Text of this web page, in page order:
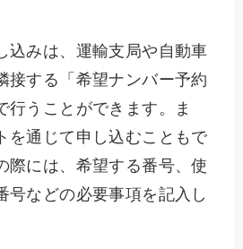
込みは、運輸支局や自動車
接する「希望ナンバー予約
行うことができます。ま
を通じて申し込むこともで
際には、希望する番号、使
号などの必要事項を記入し